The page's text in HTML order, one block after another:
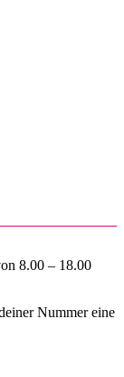
8.00 – 18.00
Nummer eine